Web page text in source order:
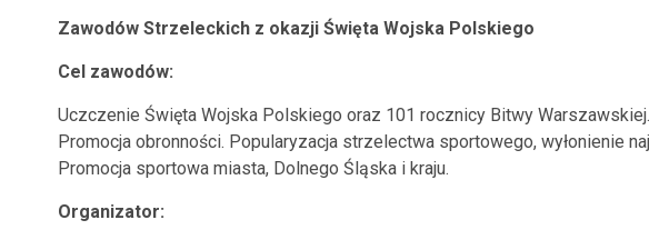
Zawodów Strzeleckich z okazji Święta Wojska Polskiego
Cel zawodów:
Uczczenie Święta Wojska Polskiego oraz 101 rocznicy Bitwy Warszawskiej.
Promocja obronności. Popularyzacja strzelectwa sportowego, wyłonienie
Promocja sportowa miasta, Dolnego Śląska i kraju.
Organizator: